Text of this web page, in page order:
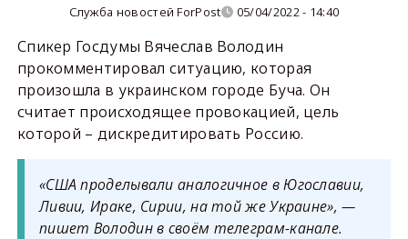
Служба новостей ForPost 05/04/2022 - 14:40
Спикер Госдумы Вячеслав Володин
прокомментировал ситуацию, которая
произошла в украинском городе Буча. Он
считает происходящее провокацией, цель
которой – дискредитировать Россию.
«США проделывали аналогичное в Югославии,
Ливии, Ираке, Сирии, на той же Украине», —
пишет Володин в своём телеграм-канале.